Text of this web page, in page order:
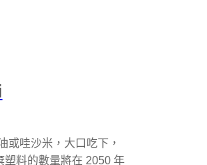
或哇沙米，大口吃下，
塑料的數量將在 2050 年